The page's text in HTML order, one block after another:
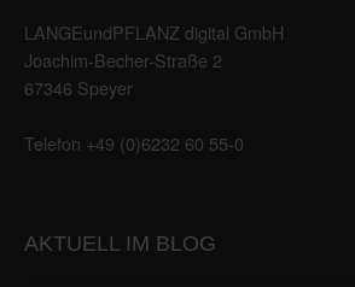
LANGEundPFLANZ digital GmbH
Joachim-Becher-Straße 2
67346 Speyer
Telefon +49 (0)6232 60 55-0
AKTUELL IM BLOG